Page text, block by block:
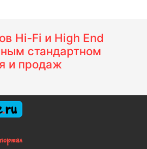
Hi-Fi и High End
стандартном
и продаж